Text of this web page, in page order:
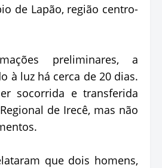
de Lapão, região centro-
preliminares, a
à luz há cerca de 20 dias.
socorrida e transferida
de Irecê, mas não
que dois homens,